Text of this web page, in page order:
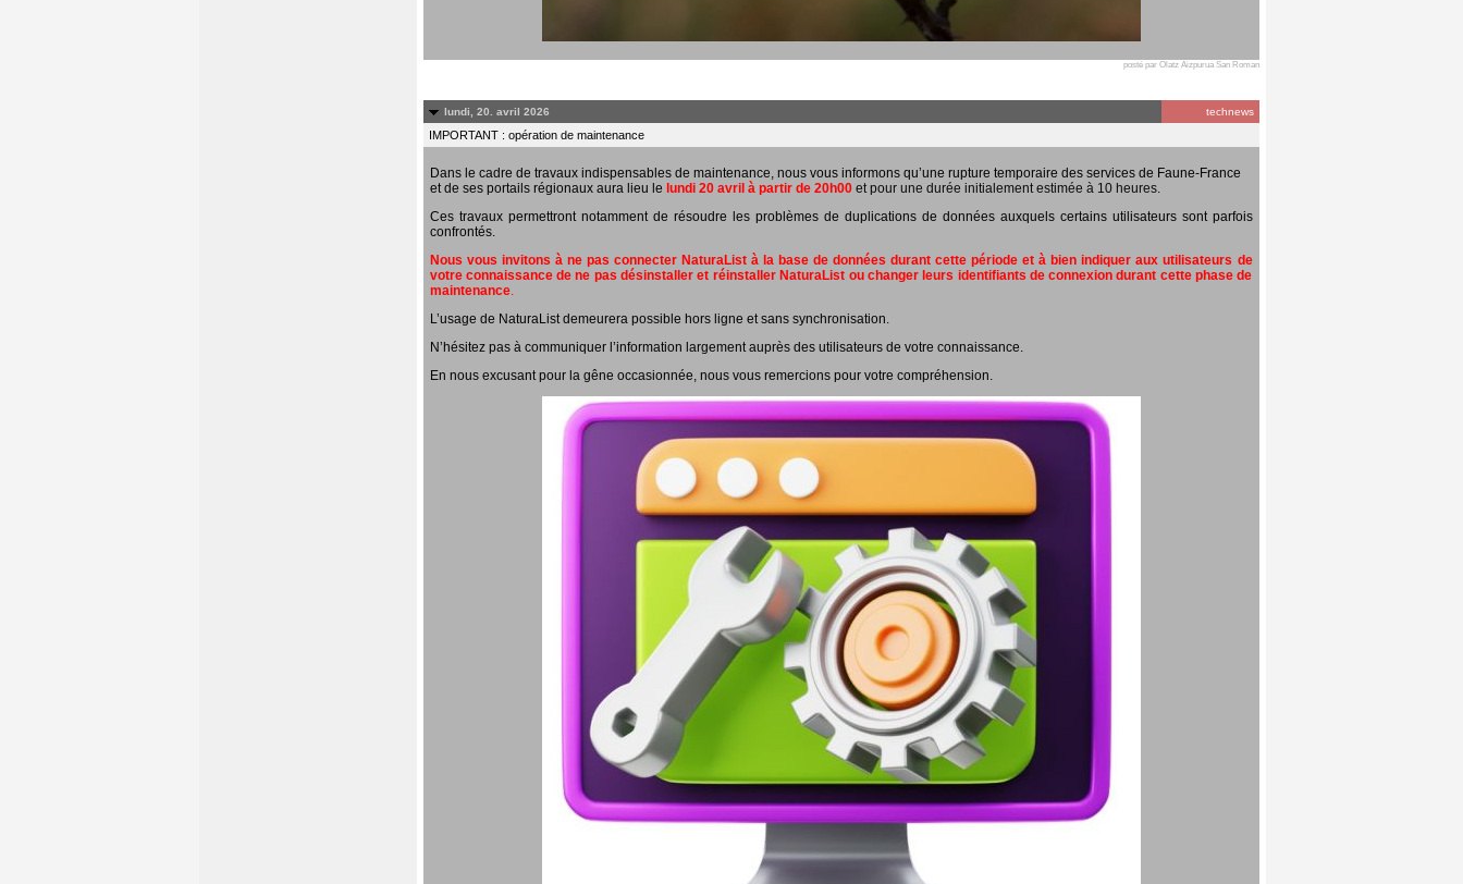
posté par Olatz Aizpurua San Roman
lundi, 20. avril 2026 technews
IMPORTANT : opération de maintenance
Dans le cadre de travaux indispensables de maintenance, nous vous informons qu’une rupture temporaire des services de Faune-France
et de ses portails régionaux aura lieu le lundi 20 avril à partir de 20h00 et pour une durée initialement estimée à 10 heures.
Ces travaux permettront notamment de résoudre les problèmes de duplications de données auxquels certains utilisateurs sont parfois
confrontés.
Nous vous invitons à ne pas connecter NaturaList à la base de données durant cette période et à bien indiquer aux utilisateurs de
votre connaissance de ne pas désinstaller et réinstaller NaturaList ou changer leurs identifiants de connexion durant cette phase de
maintenance.
L’usage de NaturaList demeurera possible hors ligne et sans synchronisation.
N’hésitez pas à communiquer l’information largement auprès des utilisateurs de votre connaissance.
En nous excusant pour la gêne occasionnée, nous vous remercions pour votre compréhension.